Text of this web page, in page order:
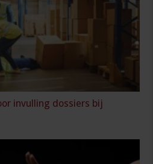
invulling dossiers bij